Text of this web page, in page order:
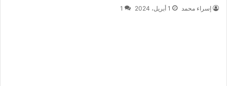
إسراء محمد 1 أبريل، 2024 1